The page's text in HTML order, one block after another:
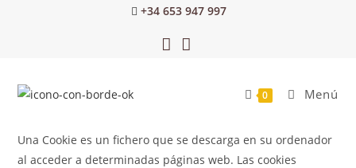
+34 653 947 997
0 Menú
Una Cookie es un fichero que se descarga en su ordenador
al acceder a determinadas páginas web. Las cookies